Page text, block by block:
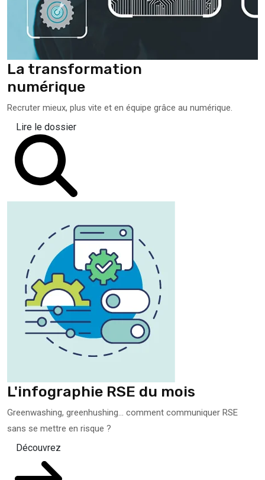
La transformation
numérique
Recruter mieux, plus vite et en équipe grâce au numérique.
Lire le dossier
L'infographie RSE du mois
Greenwashing, greenhushing… comment communiquer RSE
sans se mettre en risque ?
Découvrez